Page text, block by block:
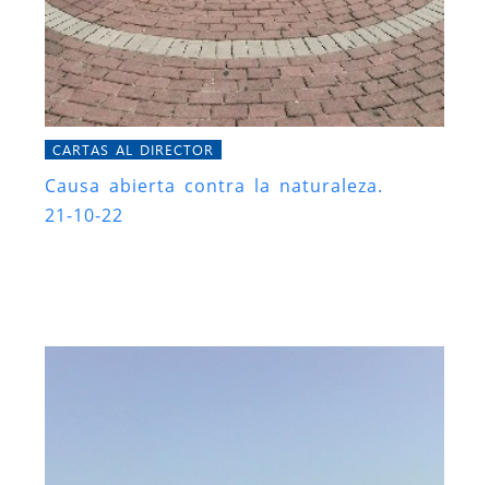
CARTAS AL DIRECTOR
Causa abierta contra la naturaleza.
21-10-22